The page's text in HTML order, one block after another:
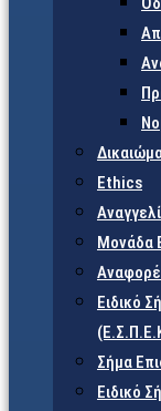
Ethics
Μονάδα
Ειδικό
Σήμα
Ειδικό